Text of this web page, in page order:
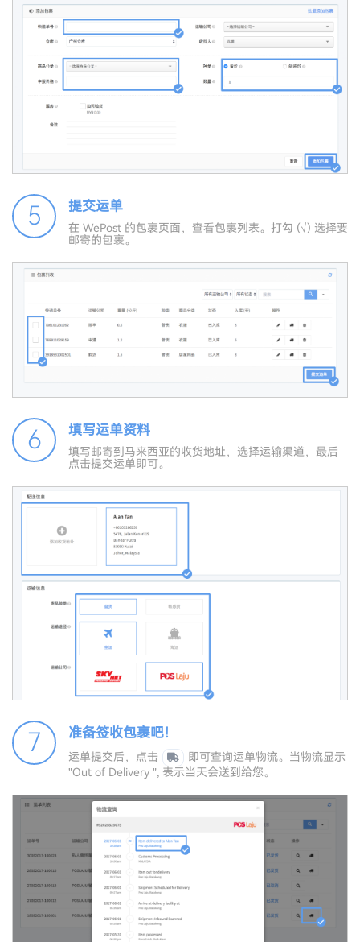
5 提交运单
在 WePost 的包裹页面，查看包裹列表。打勾 (√) 选择要
邮寄的包裹。
6 填写运单资料
填写邮寄到马来西亚的收货地址，选择运输渠道，最后
点击提交运单即可。
7 准备签收包裹吧！
运单提交后，点击
即可查询运单物流。当物流显示
"Out of Delivery ", 表示当天会送到给您。